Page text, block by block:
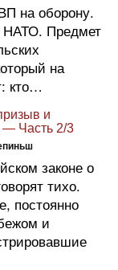
на оборону.
НАТО. Предмет
на
кто…
и
— Часть 2/3
законе о
тихо.
постоянно
и